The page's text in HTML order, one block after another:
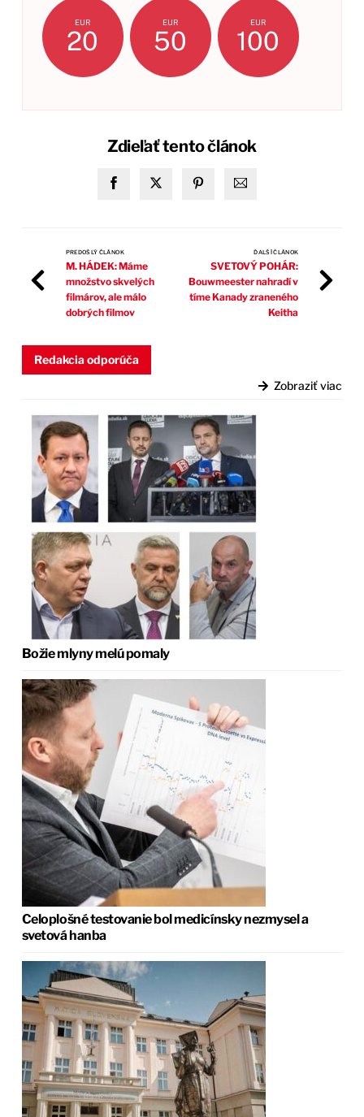
EUR
20
EUR
50
EUR
100
Zdieľať tento článok
PREDOŠLÝ ČLÁNOK
M. HÁDEK: Máme
množstvo skvelých
filmárov, ale málo
dobrých filmov
ĎALŠÍ ČLÁNOK
SVETOVÝ POHÁR:
Bouwmeester nahradí v
tíme Kanady zraneného
Keitha
Redakcia odporúča
Zobraziť viac
Božie mlyny melú pomaly
Celoplošné testovanie bol medicínsky nezmysel a
svetová hanba